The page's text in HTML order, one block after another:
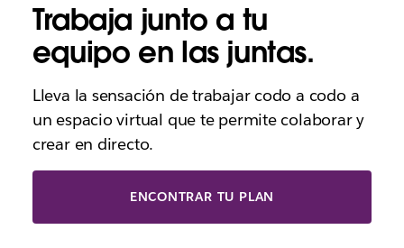
Trabaja junto a tu
equipo en las juntas.
Lleva la sensación de trabajar codo a codo a
un espacio virtual que te permite colaborar y
crear en directo.
ENCONTRAR TU PLAN